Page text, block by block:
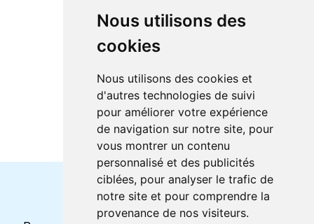
Nous utilisons des
cookies
Nous utilisons des cookies et
d'autres technologies de suivi
pour améliorer votre expérience
de navigation sur notre site, pour
vous montrer un contenu
personnalisé et des publicités
ciblées, pour analyser le trafic de
notre site et pour comprendre la
provenance de nos visiteurs.
Horaires et offres actuels